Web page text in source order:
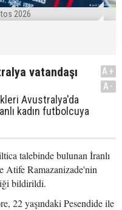
2026
vatandaşı
Avustralya'da
kadın futbolcuya
A+
A-
talebinde bulunan İranlı
Atife Ramazanizade'nin
bildirildi.
22 yaşındaki Pesendide ile